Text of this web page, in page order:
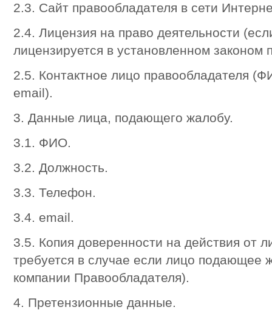
2.3. Сайт правообладателя в сети
2.4. Лицензия на право деятельности
лицензируется в установленном законом
2.5. Контактное лицо правообладателя
email).
3. Данные лица, подающего жалобу.
3.1. ФИО.
3.2. Должность.
3.3. Телефон.
3.4. email.
3.5. Копия доверенности на действия от
требуется в случае если лицо подающее
компании Правообладателя).
4. Претензионные данные.